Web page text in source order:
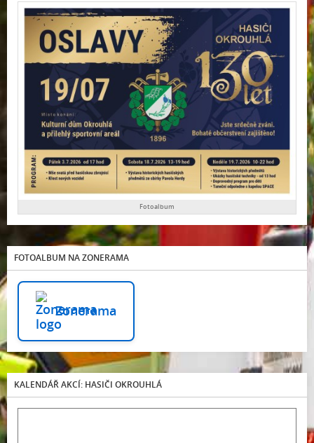
Fotoalbum
FOTOALBUM NA ZONERAMA
Zonerama
KALENDÁŘ AKCÍ: HASIČI OKROUHLÁ